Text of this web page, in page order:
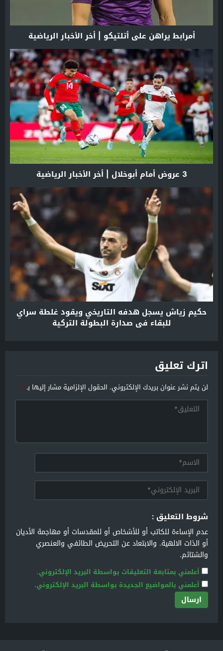
أمرابط يراهن على أتلتيكو | أخر الأخبار الرياضية
3 عروض أمام أبوخلال | أخر الأخبار الرياضية
حكيم زياش يسجل هدفه التاريخي ويقود غلطة سراي
للبقاء في صدارة البطولة التركية
اترك تعليق
لن يتم نشر عنوان بريدك الإلكتروني. الحقول الإلزامية مشار إليها بـ*
شروط التعليق :
عدم الإساءة للكاتب أو للأشخاص أو للمقدسات أو مهاجمة الأديان
أو الذات الالهية. والابتعاد عن التحريض الطائفي والعنصري
والشتائم.
أعلمني بمتابعة التعليقات بواسطة البريد الإلكتروني.
أعلمني بالمواضيع الجديدة بواسطة البريد الإلكتروني.